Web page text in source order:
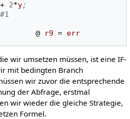
+ 2*y;
#1
@ r9 = err
wir umsetzen müssen, ist eine IF-
mit bedingten Branch
wir zuvor die entsprechende
der Abfrage, erstmal
wir wieder die gleiche Strategie,
Formel.